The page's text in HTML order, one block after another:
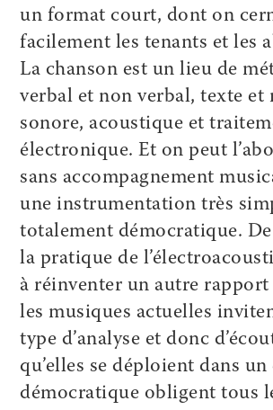
un format court, dont on
facilement les tenants et les
La chanson est un lieu de
verbal et non verbal, texte et
sonore, acoustique et
électronique. Et on peut
sans accompagnement
une instrumentation très
totalement démocratique.
la pratique de
à réinventer un autre rapport
les musiques actuelles
type d’analyse et donc
qu’elles se déploient dans un
démocratique obligent tous